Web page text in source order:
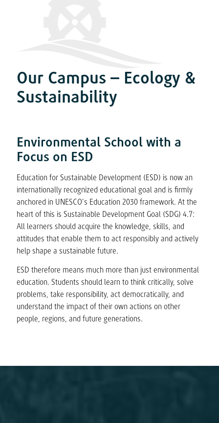
Our Campus – Ecology &
Sustainability
Environmental School with a
Focus on ESD
Education for Sustainable Development (ESD) is now an
internationally recognized educational goal and is firmly
anchored in UNESCO’s Education 2030 framework. At the
heart of this is Sustainable Development Goal (SDG) 4.7:
All learners should acquire the knowledge, skills, and
attitudes that enable them to act responsibly and actively
help shape a sustainable future.
ESD therefore means much more than just environmental
education. Students should learn to think critically, solve
problems, take responsibility, act democratically, and
understand the impact of their own actions on other
people, regions, and future generations.